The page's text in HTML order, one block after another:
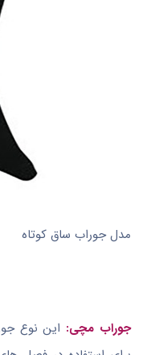
مدل جوراب ساق کوتاه
جوراب مچی: این نوع